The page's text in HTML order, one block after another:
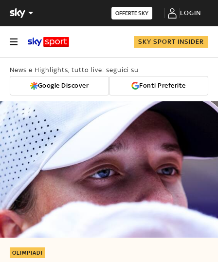
OFFERTE SKY LOGIN
SKY SPORT INSIDER
News e Highlights, tutto live: seguici su
Google Discover Fonti Preferite
OLIMPIADI